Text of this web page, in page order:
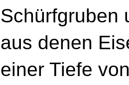
Schürfgruben
aus denen
einer Tiefe